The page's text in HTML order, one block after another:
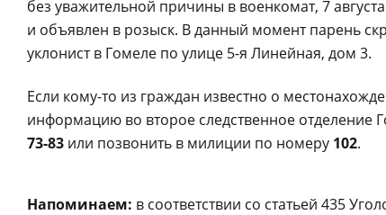
без уважительной причины в военкомат, 7
и объявлен в розыск. В данный момент парень
уклонист в Гомеле по улице 5-я Линейная, дом 3.
Если кому-то из граждан известно о
информацию во второе следственное отделение
73-83 или позвонить в милиции по номеру 102.
Напоминаем: в соответствии со статьей 435